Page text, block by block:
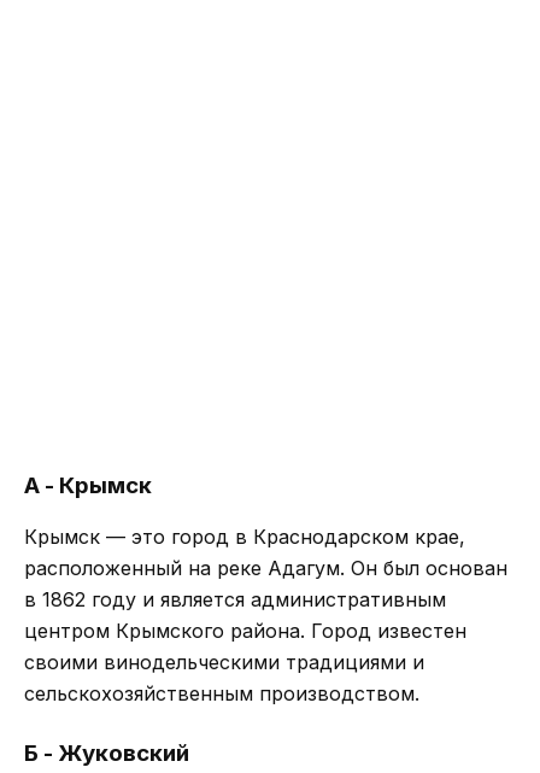
А - Крымск
Крымск — это город в Краснодарском крае,
расположенный на реке Адагум. Он был основан
в 1862 году и является административным
центром Крымского района. Город известен
своими винодельческими традициями и
сельскохозяйственным производством.
Б - Жуковский